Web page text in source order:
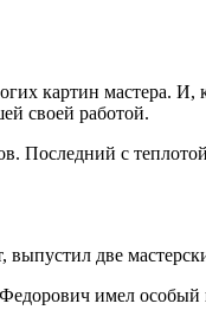
картин мастера. И,
своей работой.
Последний с
две
имел особый